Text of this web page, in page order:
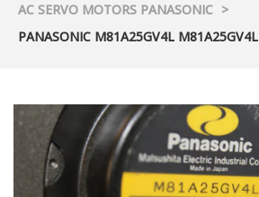
AC SERVO MOTORS PANASONIC >
PANASONIC M81A25GV4L M81A25GV4L